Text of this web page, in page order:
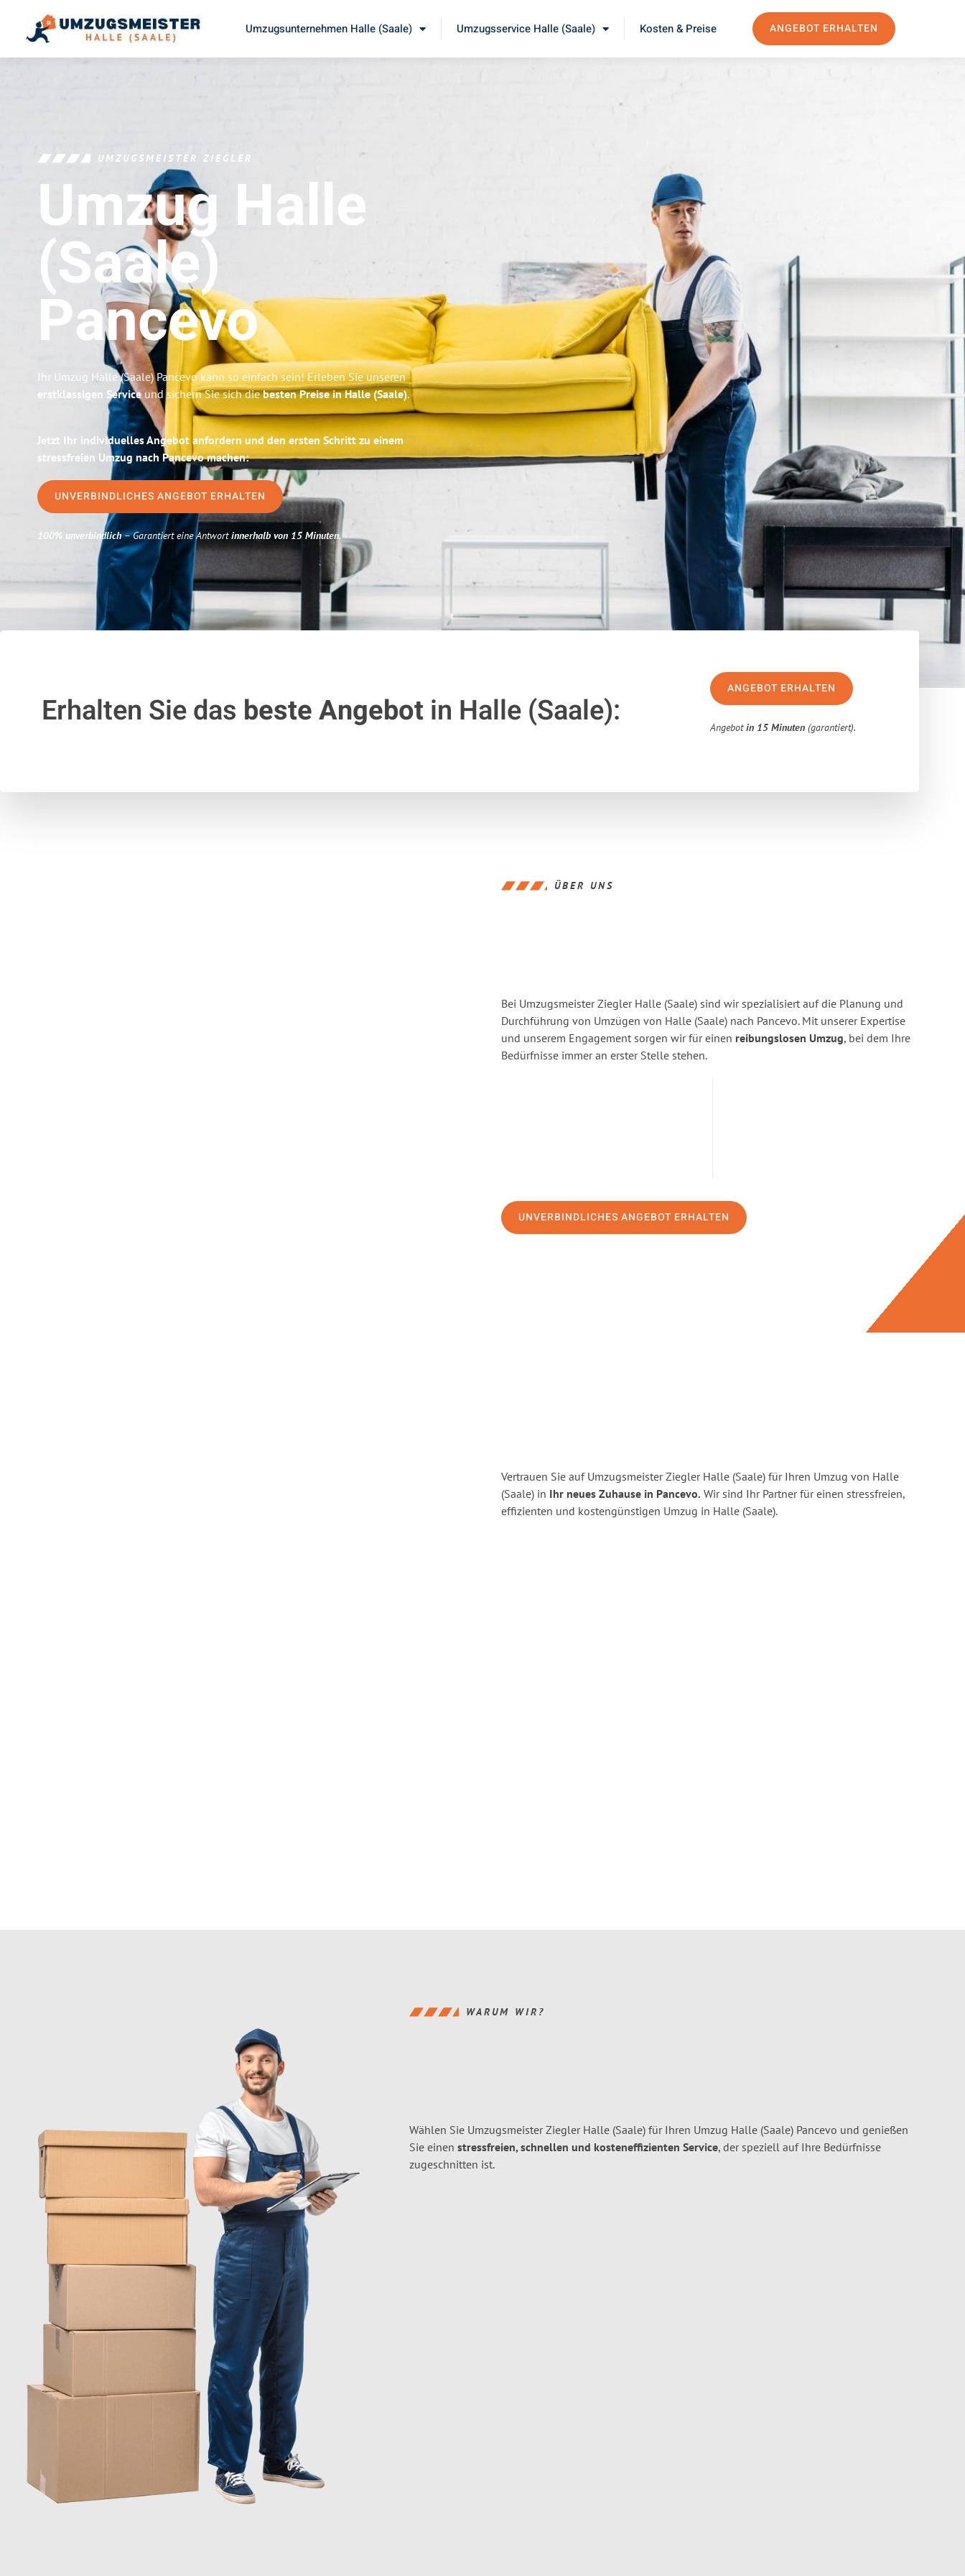
Umzugsunternehmen Halle (Saale) Umzugsservice Halle (Saale) Kosten & Preise ANGEBOT ERHALTEN
UMZUGSMEISTER ZIEGLER
Umzug Halle
(Saale)
Pancevo
Ihr Umzug Halle (Saale) Pancevo kann so einfach sein! Erleben Sie unseren
erstklassigen Serviceund sichern Sie sich diebesten Preise in Halle (Saale).
Jetzt Ihr individuelles Angebot anfordern und den ersten Schritt zu einem
stressfreien Umzug nach Pancevo machen:
UNVERBINDLICHES ANGEBOT ERHALTEN
100% unverbindlich– Garantiert eine Antwortinnerhalb von 15 Minuten.
Erhalten Sie das beste Angebotin Halle (Saale):
ANGEBOT ERHALTEN
Angebotin 15 Minuten (garantiert).
ÜBER UNS
Bei Umzugsmeister Ziegler Halle (Saale) sind wir spezialisiert auf die Planung und
Durchführung von Umzügen von Halle (Saale) nach Pancevo. Mit unserer Expertise
und unserem Engagement sorgen wir für einen reibungslosen Umzug, bei dem Ihre
Bedürfnisse immer an erster Stelle stehen.
UNVERBINDLICHES ANGEBOT ERHALTEN
Vertrauen Sie auf Umzugsmeister Ziegler Halle (Saale) für Ihren Umzug von Halle
(Saale) in Ihr neues Zuhause in Pancevo. Wir sind Ihr Partner für einen stressfreien,
effizienten und kostengünstigen Umzug in Halle (Saale).
WARUM WIR?
Wählen Sie Umzugsmeister Ziegler Halle (Saale) für Ihren Umzug Halle (Saale) Pancevo und genießen
Sie einen stressfreien, schnellen und kosteneffizienten Service, der speziell auf Ihre Bedürfnisse
zugeschnitten ist.